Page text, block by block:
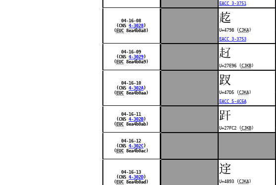
EACC 3-3751
04-16-08
(CNS4-3028 )
( EUC 8ea4b0a8)
䞘
U+4798 (CJKA)
EACC 3-3753
04-16-09
(CNS4-3029 )
( EUC 8ea4b0a9)
𧺖
U+27E96 (CJKB)
04-16-10
(CNS4-302A )
( EUC 8ea4b0aa)
䟕
U+47D5 (CJKA)
EACC 5-4C6A
04-16-11
(CNS4-302B )
( EUC 8ea4b0ab)
𧿂
U+27FC2 (CJKB)
04-16-12
(CNS4-302C )
( EUC 8ea4b0ac)
04-16-13
(CNS4-302D )
( EUC 8ea4b0ad)
䢓
U+4893 (CJKA)